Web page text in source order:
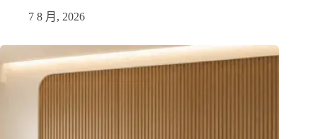
7 8 月, 2026